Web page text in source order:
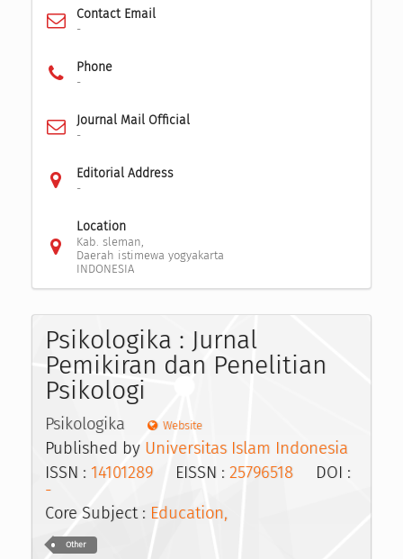
Contact Email
-
Phone
-
Journal Mail Official
-
Editorial Address
-
Location
Kab. sleman,
Daerah istimewa yogyakarta
INDONESIA
Psikologika : Jurnal
Pemikiran dan Penelitian
Psikologi
Psikologika Website
Published by Universitas Islam Indonesia
ISSN : 14101289 EISSN : 25796518 DOI :
-
Core Subject : Education,
Other